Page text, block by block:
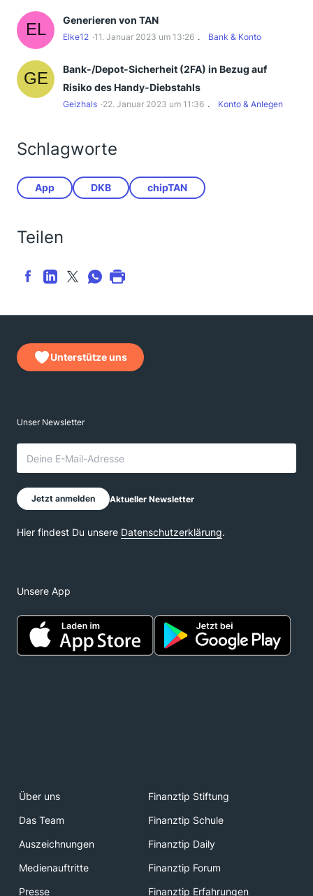
Generieren von TAN
Elke12 11. Januar 2023 um 13:26 Bank & Konto
Bank-/Depot-Sicherheit (2FA) in Bezug auf
Risiko des Handy-Diebstahls
Geizhals 22. Januar 2023 um 11:36 Konto & Anlegen
Schlagworte
App DKB chipTAN
Teilen
Unterstütze uns
Unsere App
Über uns
Finanztip Stiftung
Das Team
Finanztip Schule
Auszeichnungen
Finanztip Daily
Medienauftritte
Finanztip Forum
Presse
Finanztip Erfahrungen